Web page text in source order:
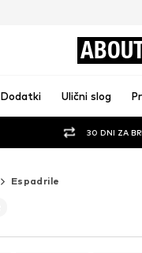
Dodatki Ulični slog
30 DNI ZA
Espadrile